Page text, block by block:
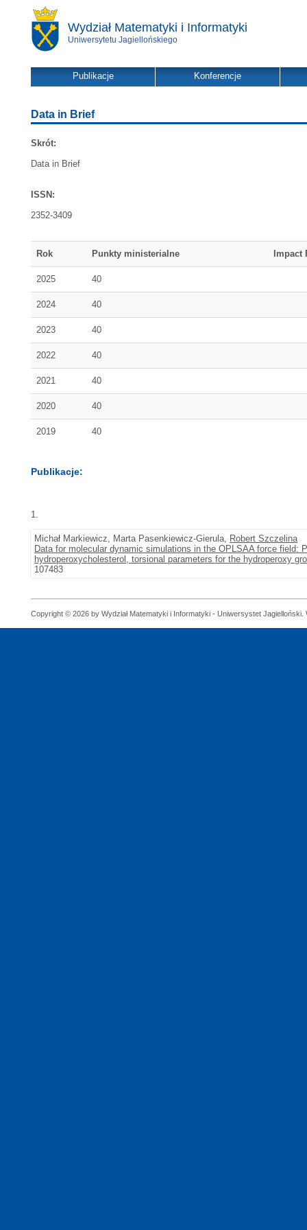
Wydział Matematyki i Informatyki
Uniwersytetu Jagiellońskiego
Publikacje Konferencje
Data in Brief
Skrót:
Data in Brief
ISSN:
2352-3409
Rok Punkty ministerialne Impact
2025 40
2024 40
2023 40
2022 40
2021 40
2020 40
2019 40
Publikacje:
1.
Michał Markiewicz, Marta Pasenkiewicz-Gierula, Robert Szczelina
Data for molecular dynamic simulations in the OPLSAA force field:
hydroperoxycholesterol, torsional parameters for the hydroperoxy
107483
Copyright © 2026 by Wydział Matematyki i Informatyki - Uniwersystet